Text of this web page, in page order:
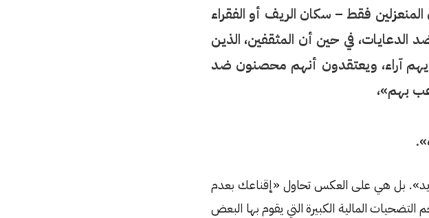
فقط – سكان الريف أو الفقراء
في حين أن المثقفين، الذين
آراء، ويعتقدون أنهم محصنون ضد
بهم»،
بل هي على العكس تحاول «إقناعك بعدم
المالية الكبيرة التي يقوم بها البعض